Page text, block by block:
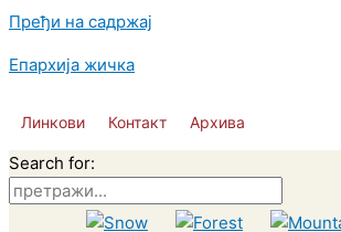
Пређи на садржај
Епархија жичка
Линкови Контакт Архива
Search for: